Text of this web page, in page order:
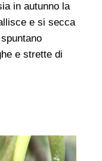
in autunno la
e si secca
e strette di